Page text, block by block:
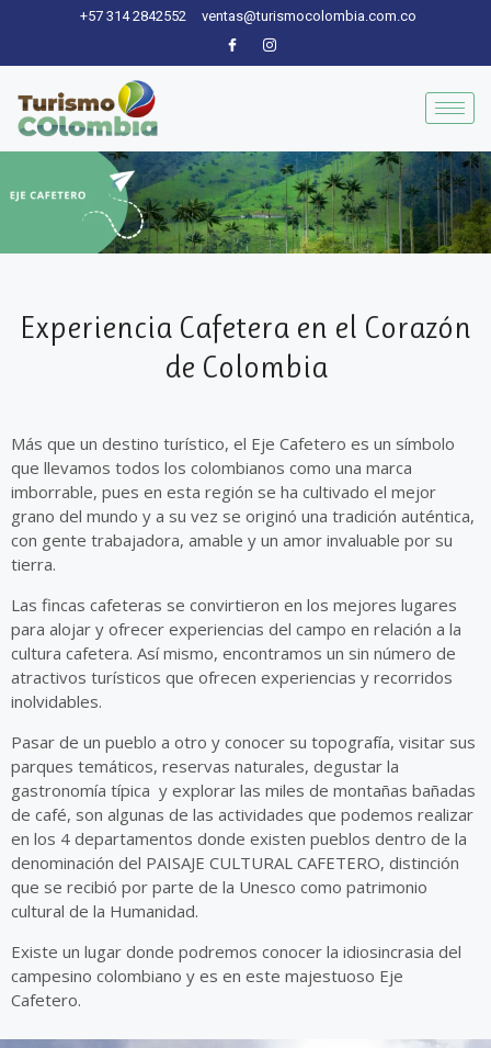
+57 314 2842552 ventas@turismocolombia.com.co
Experiencia Cafetera en el Corazón
de Colombia
Más que un destino turístico, el Eje Cafetero es un símbolo
que llevamos todos los colombianos como una marca
imborrable, pues en esta región se ha cultivado el mejor
grano del mundo y a su vez se originó una tradición auténtica,
con gente trabajadora, amable y un amor invaluable por su
tierra.
Las fincas cafeteras se convirtieron en los mejores lugares
para alojar y ofrecer experiencias del campo en relación a la
cultura cafetera. Así mismo, encontramos un sin número de
atractivos turísticos que ofrecen experiencias y recorridos
inolvidables.
Pasar de un pueblo a otro y conocer su topografía, visitar sus
parques temáticos, reservas naturales, degustar la
gastronomía típica y explorar las miles de montañas bañadas
de café, son algunas de las actividades que podemos realizar
en los 4 departamentos donde existen pueblos dentro de la
denominación del PAISAJE CULTURAL CAFETERO, distinción
que se recibió por parte de la Unesco como patrimonio
cultural de la Humanidad.
Existe un lugar donde podremos conocer la idiosincrasia del
campesino colombiano y es en este majestuoso Eje
Cafetero.